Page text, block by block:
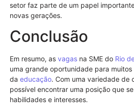
setor faz parte de um papel
novas gerações.
Conclusão
Em resumo, as vagas na SME do Rio
uma grande oportunidade para muitos
da educação. Com uma variedade de
possível encontrar uma posição que
habilidades e interesses.